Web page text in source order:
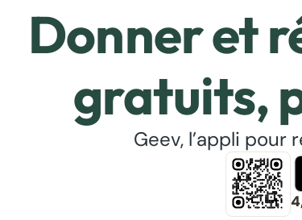
Donner et
gratuits,
Geev, l’appli